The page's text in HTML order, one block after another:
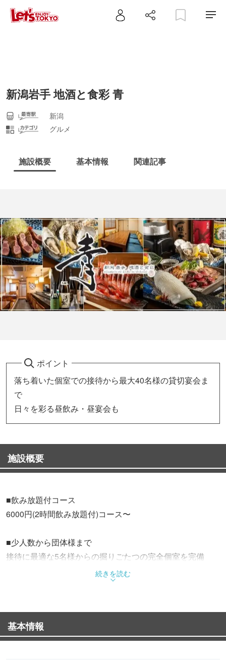
新潟岩手 地酒と食彩 青
新潟
グルメ
施設概要 基本情報 関連記事
ポイント
落ち着いた個室での接待から最大40名様の貸切宴会ま
で
日々を彩る昼飲み・昼宴会も
施設概要
■飲み放題付コース
6000円(2時間飲み放題付)コース〜
■少人数から団体様まで
接待に最適な5名様からの掘りごたつの完全個室を完備
最大40名様まで対応可能な、貸切の宴会場あり
当店のコースはお昼からご利用可能。昼飲み・昼宴会も可
続きを読む
基本情報